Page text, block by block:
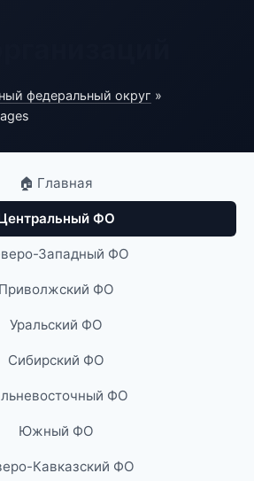
федеральный округ »
🏠 Главная
ФО
Западный ФО
Приволжский ФО
Уральский ФО
Сибирский ФО
ФО
Южный ФО
Кавказский ФО